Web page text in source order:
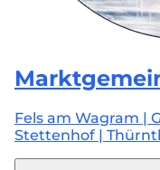
Fels am Wagram |
Stettenhof |